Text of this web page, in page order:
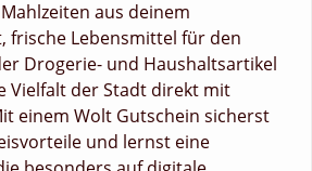
aus deinem
frische Lebensmittel für den
Drogerie- und Haushaltsartikel
Vielfalt der Stadt direkt mit
einem Wolt Gutschein sicherst
und lernst eine